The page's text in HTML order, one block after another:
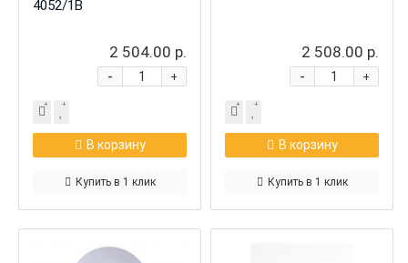
4052/1B
2 504.00 р.
+
-
В корзину
Купить в 1 клик
2 508.00 р.
+
-
В корзину
Купить в 1 клик